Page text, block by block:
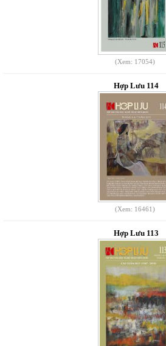
(Xem: 17054)
Hợp Lưu 114
(Xem: 16461)
Hợp Lưu 113